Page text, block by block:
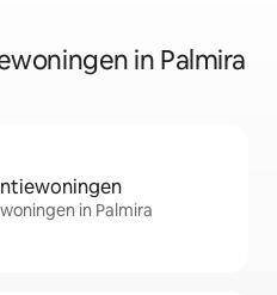
in Palmira
in Palmira